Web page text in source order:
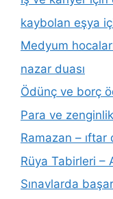
kaybolan eşya
Medyum
nazar duası
Ödünç ve borç
Para ve
Ramazan – ıftar
Rüya Tabirleri –
Sınavlarda